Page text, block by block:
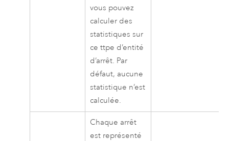
vous pouvez
calculer des
statistiques sur
ce ttpe d’entité
d’arrêt. Par
défaut, aucune
statistique n’est
calculée.
Chaque arrêt
est représenté